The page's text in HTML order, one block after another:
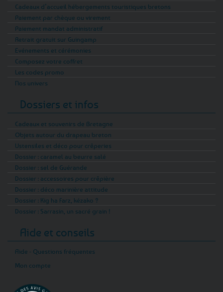
Cadeaux d’accueil hébergements touristiques bretons
Paiement par chèque ou virement
Paiement mandat administratif
Retrait gratuit sur Guingamp
Evénements et cérémonies
Composez votre coffret
Les codes promo
Nos univers
Dossiers et infos
Cadeaux et souvenirs de Bretagne
Objets autour du drapeau breton
Ustensiles et déco pour crêperies
Dossier : caramel au beurre salé
Dossier : sel de Guérande
Dossier : accessoires pour crêpière
Dossier : déco marinière attitude
Dossier : Kig ha Farz, kézako ?
Dossier : Sarrasin, un sacré grain !
Aide et conseils
Aide - Questions fréquentes
Mon compte